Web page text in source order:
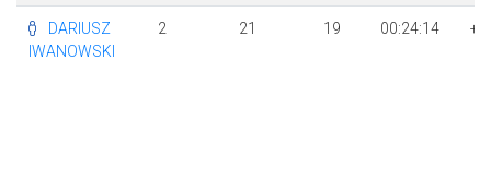
DARIUSZ
IWANOWSKI
2 21 19 00:24:14
+